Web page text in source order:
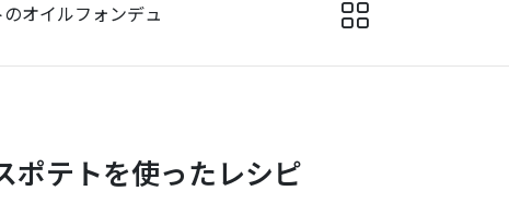
オイルフォンデュ
ポテトを使ったレシピ